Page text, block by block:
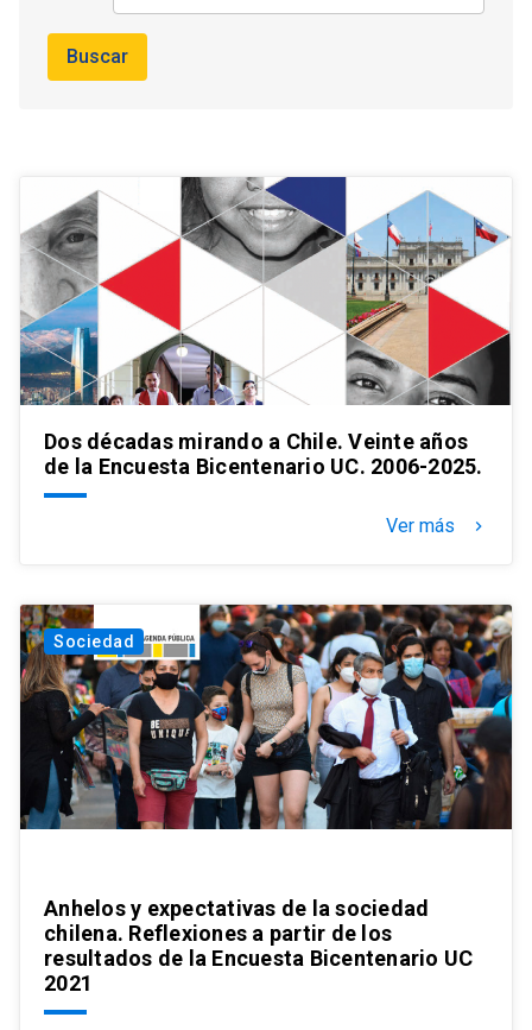
Buscar
Dos décadas mirando a Chile. Veinte años
de la Encuesta Bicentenario UC. 2006-2025.
Ver más keyboard_arrow_right
Sociedad
Anhelos y expectativas de la sociedad
chilena. Reflexiones a partir de los
resultados de la Encuesta Bicentenario UC
2021